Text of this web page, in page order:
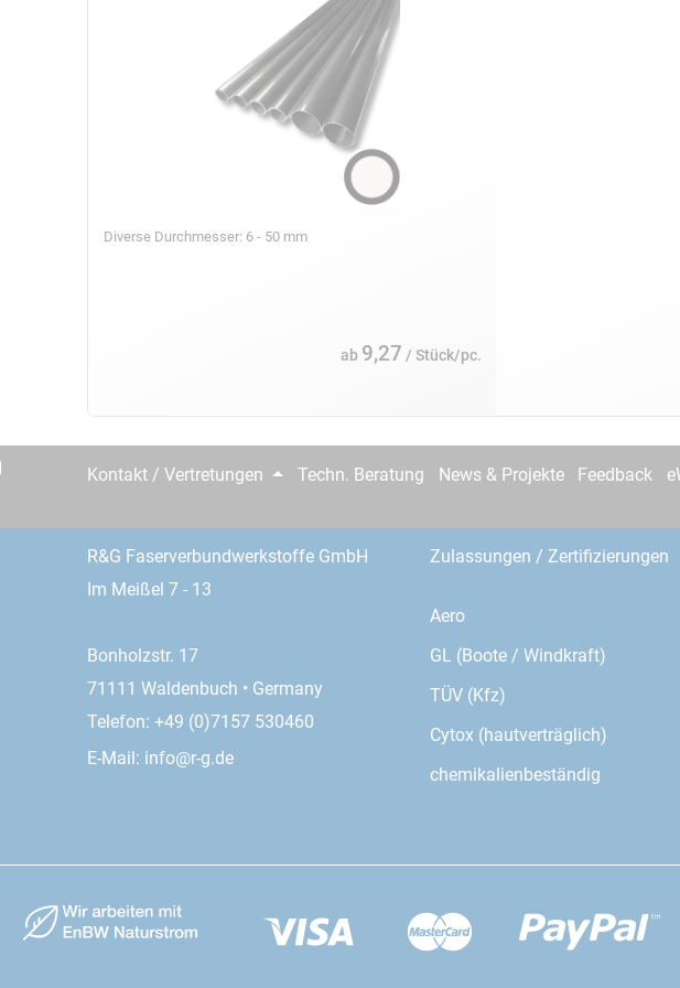
Diverse Durchmesser: 6 - 50 mm
ab 9,27 / Stück/pc.
Kontakt / Vertretungen Techn. Beratung News & Projekte Feedback
R&G Faserverbundwerkstoffe GmbH
Im Meißel 7 - 13
Bonholzstr. 17
71111 Waldenbuch • Germany
Telefon: +49 (0)7157 530460
E-Mail: info@r-g.de
Zulassungen / Zertifizierungen
Aero
GL (Boote / Windkraft)
TÜV (Kfz)
Cytox (hautverträglich)
chemikalienbeständig